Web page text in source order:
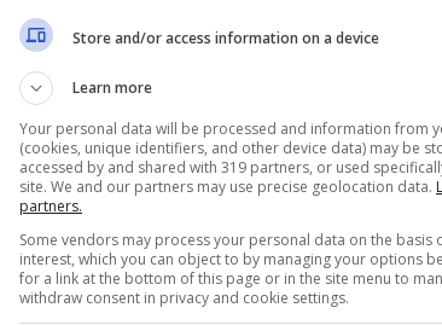
truffa elettorale ai danni di
qualcuno a Roma possa aver
Auspico che
opportune
April 19, 2022
Store and/or access information on a device
Learn more
Your personal data will be processed and information from
(cookies, unique identifiers, and other device data) may be
accessed by and shared with 319 partners, or used
site. We and our partners may use precise geolocation data.
partners.
Some vendors may process your personal data on the basis
interest, which you can object to by managing your options
for a link at the bottom of this page or in the site menu to
withdraw consent in privacy and cookie settings.